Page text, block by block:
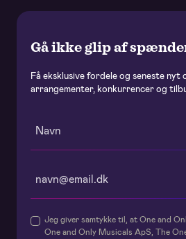
Gå ikke glip af
Få eksklusive fordele og seneste nyt
arrangementer, konkurrencer og
Jeg giver samtykke til, at One and
One and Only Musicals ApS, The